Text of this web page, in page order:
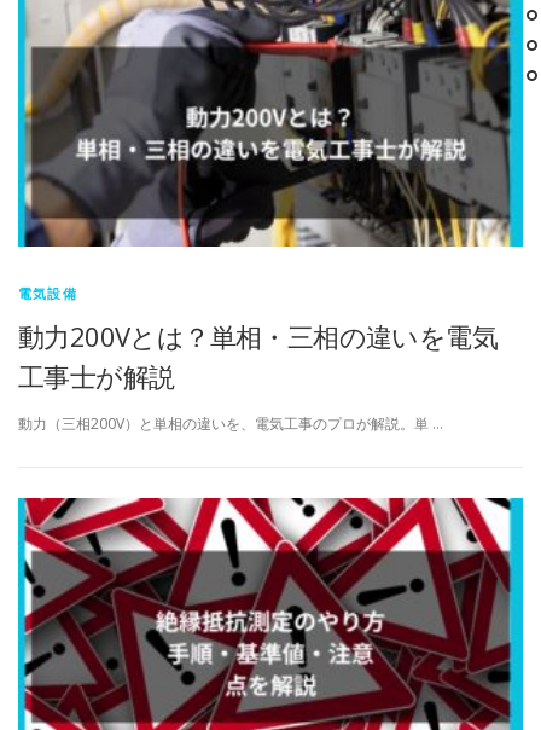
電気設備
動力200Vとは？単相・三相の違いを電気
工事士が解説
動力（三相200V）と単相の違いを、電気工事のプロが解説。単 …